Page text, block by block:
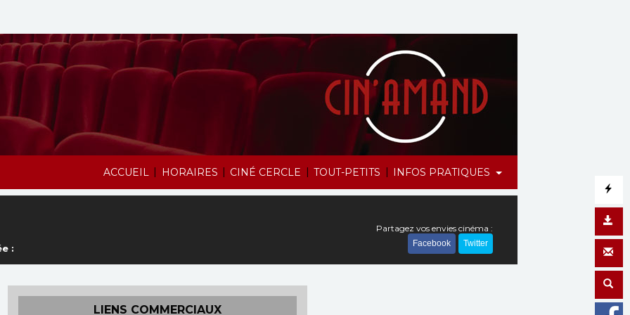
ACCUEIL | HORAIRES | CINÉ CERCLE | TOUT-PETITS | INFOS PRATIQUES
:
Partagez vos envies cinéma :
Facebook Twitter
LIENS COMMERCIAUX